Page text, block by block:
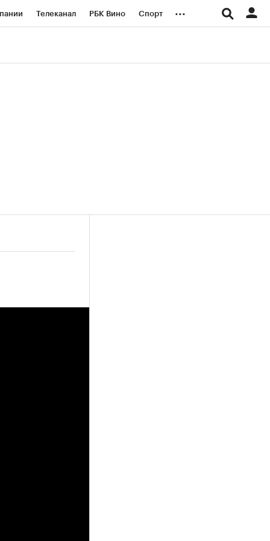
Телеканал РБК Вино Спорт ...